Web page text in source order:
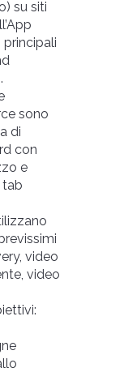
su siti
principali
sono
di
con
e
tab
video
video